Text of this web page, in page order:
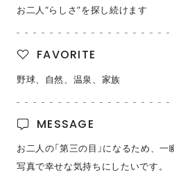
お二人“らしさ”を探し続けます
FAVORITE
野球、自然、温泉、家族
MESSAGE
お二人の「第三の目」になるため、一
写真で幸せな気持ちにしたいです。